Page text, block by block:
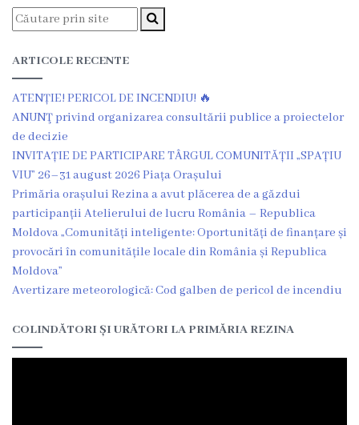
de
,,Servicii
Comunal
-
Locative”
or.Rezina.
Î.M
Piața
comercială
ARTICOLE RECENTE
ATENȚIE! PERICOL DE INCENDIU! 🔥
ANUNŢ privind organizarea consultării publice a proiectelor
de decizie
INVITAȚIE DE PARTICIPARE TÂRGUL COMUNITĂȚII „SPAȚIU
VIU” 26–31 august 2026 Piața Orașului
Primăria orașului Rezina a avut plăcerea de a găzdui
participanții Atelierului de lucru România – Republica
Moldova „Comunități inteligente: Oportunități de finanțare și
provocări în comunitățile locale din România și Republica
Moldova”
Avertizare meteorologică: Cod galben de pericol de incendiu
COLINDĂTORI ȘI URĂTORI LA PRIMĂRIA REZINA